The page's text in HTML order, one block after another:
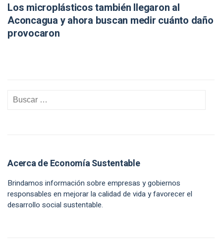
Los microplásticos también llegaron al
Aconcagua y ahora buscan medir cuánto daño
provocaron
Acerca de Economía Sustentable
Brindamos información sobre empresas y gobiernos
responsables en mejorar la calidad de vida y favorecer el
desarrollo social sustentable.